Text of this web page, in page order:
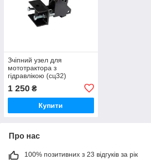
Зчіпний узел для
мототрактора з
гідравлікою (сц32)
1 250 ₴
Купити
Про нас
100% позитивних з 23 відгуків за рік